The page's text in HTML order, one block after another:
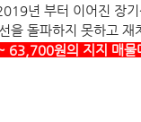
년 부터 이어진 장
을 돌파하지 못하고 재
63,700원의 지지 매물